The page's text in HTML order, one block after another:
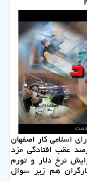
اسلامی كار اصفهان
به اینكه هم اكنون 187 درصد عقب افتادگی مزد
نرخ دلار و تورم
شده، قدرت خرید سال 96 كارگران هم زیر سوال